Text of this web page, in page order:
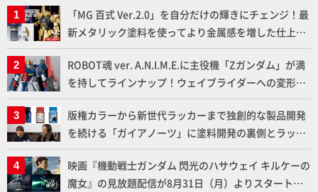
「MG 百式 Ver.2.0」を自分だけの輝きにチェンジ！最
新メタリック塗料を使ってより金属感を増した仕上が
りに!!【試し読み】
ROBOT魂 ver. A.N.I.M.E.に主役機「Zガンダム」が満
を持してラインナップ！ウェイブライダーへの変形、
劇中どおりのプロポーションを再現【機動戦士Zガン
ダム】
版権カラーから新世代ラッカーまで独創的な製品開発
を続ける「ガイアノーツ」に塗料開発の裏側とラッカ
ー塗料の未来についてインタビュー！
映画『機動戦士ガンダム 閃光のハサウェイ キルケーの
魔女』の見放題配信が8月31日（月）よりスタート！